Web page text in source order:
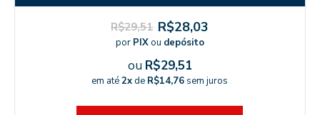
R$29,51 R$28,03
por PIXou depósito
ou R$29,51
em até2xde R$14,76 sem juros